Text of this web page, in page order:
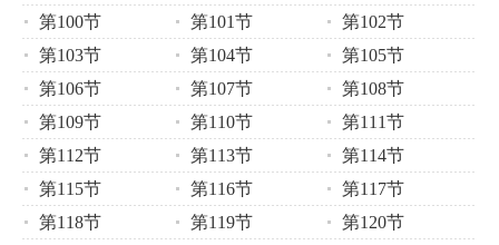
第100节
第101节
第102节
第103节
第104节
第105节
第106节
第107节
第108节
第109节
第110节
第111节
第112节
第113节
第114节
第115节
第116节
第117节
第118节
第119节
第120节